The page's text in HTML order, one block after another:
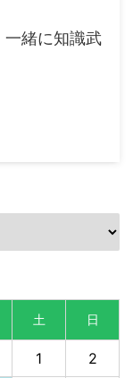
一緒に知識武
土 日
1 2